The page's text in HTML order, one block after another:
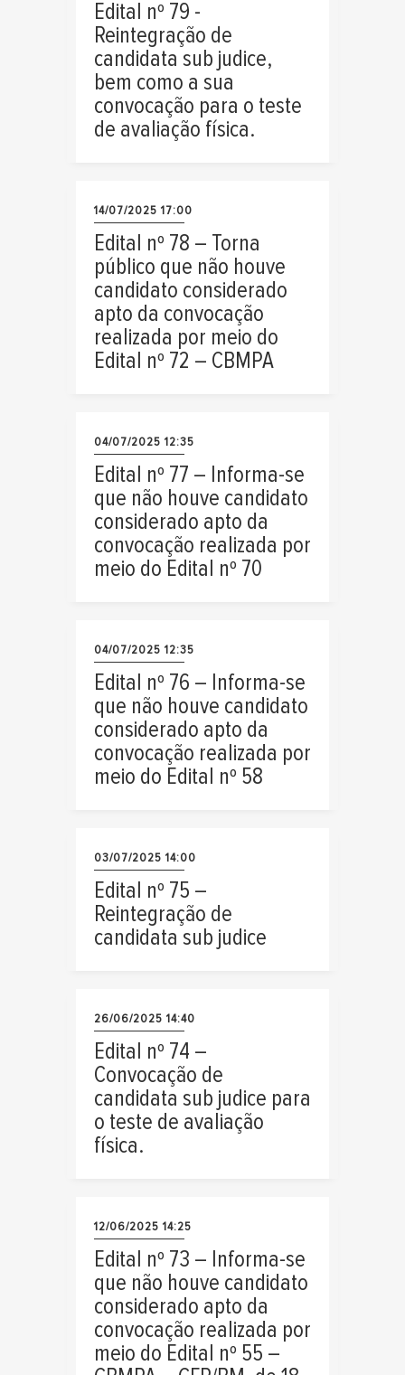
Edital nº 79 -
Reintegração de
candidata sub judice,
bem como a sua
convocação para o teste
de avaliação física.
14/07/2025 17:00
Edital nº 78 – Torna
público que não houve
candidato considerado
apto da convocação
realizada por meio do
Edital nº 72 – CBMPA
04/07/2025 12:35
Edital nº 77 – Informa-se
que não houve candidato
considerado apto da
convocação realizada por
meio do Edital nº 70
04/07/2025 12:35
Edital nº 76 – Informa-se
que não houve candidato
considerado apto da
convocação realizada por
meio do Edital nº 58
03/07/2025 14:00
Edital nº 75 –
Reintegração de
candidata sub judice
26/06/2025 14:40
Edital nº 74 –
Convocação de
candidata sub judice para
o teste de avaliação
física.
12/06/2025 14:25
Edital nº 73 – Informa-se
que não houve candidato
considerado apto da
convocação realizada por
meio do Edital nº 55 –